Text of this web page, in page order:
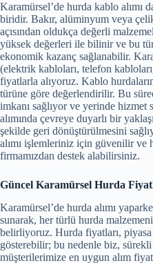
Karamürsel’de hurda kablo alımı
biridir. Bakır, alüminyum veya
açısından oldukça değerli
yüksek değerleri ile bilinir ve bu
ekonomik kazanç sağlanabilir.
(elektrik kabloları, telefon
fiyatlarla alıyoruz. Kablo
türüne göre değerlendirilir. Bu
imkanı sağlıyor ve yerinde
alımında çevreye duyarlı bir
şekilde geri dönüştürülmesini
alımı işlemleriniz için güvenilir ve
firmamızdan destek alabilirsiniz.
Güncel Karamürsel Hurda
Karamürsel’de hurda alımı
sunarak, her türlü hurda
belirliyoruz. Hurda fiyatları,
gösterebilir; bu nedenle biz,
müşterilerimize en uygun alım